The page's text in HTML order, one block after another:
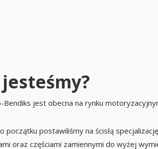
Bendiks jest obecna na rynku
początku postawiliśmy na ścisłą
oraz częściami zamiennymi do wyżej